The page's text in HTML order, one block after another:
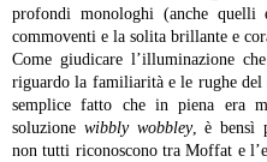
profondi monologhi (anche quelli
commoventi e la solita brillante e
Come giudicare l’illuminazione
riguardo la familiarità e le rughe del
semplice fatto che in piena era
soluzione wibbly wobbley, è bensì
non tutti riconoscono tra Moffat e